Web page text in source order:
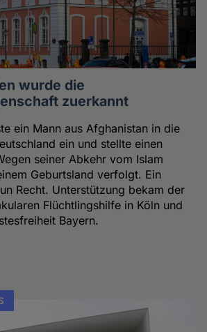
wurde die
zuerkannt
ein Mann aus Afghanistan in die
ein und stellte einen
seiner Abkehr vom Islam
Geburtsland verfolgt. Ein
Recht. Unterstützung bekam der
Flüchtlingshilfe in Köln und
Bayern.